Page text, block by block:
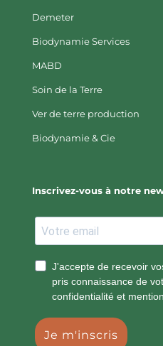
Demeter
Biodynamie Services
MABD
Soin de la Terre
Ver de terre production
Biodynamie & Cie
Inscrivez-vous à notre
J'accepte de recevoir
pris connaissance de
confidentialité et
Je m'inscris